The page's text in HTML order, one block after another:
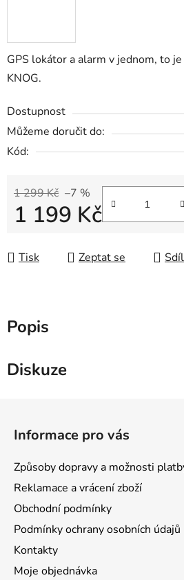
GPS lokátor a alarm v jednom, to
KNOG.
Dostupnost
Můžeme doručit do:
Kód:
1 299 Kč –7 %
1 199 Kč
Tisk Zeptat se
Popis
Diskuze
Informace pro vás
Způsoby dopravy a možnosti
Reklamace a vrácení zboží
Obchodní podmínky
Podmínky ochrany osobních údajů
Kontakty
Moje objednávka